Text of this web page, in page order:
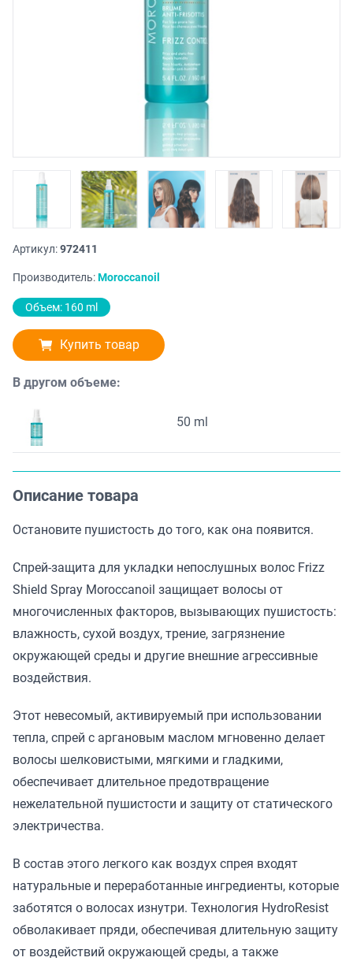
Артикул:972411
Производитель:Moroccanoil
Объем: 160 ml
Купить товар
В другом объеме:
50 ml
Описание товара
Остановите пушистость до того, как она появится.
Спрей-защита для укладки непослушных волос Frizz
Shield Spray Moroccanoil защищает волосы от
многочисленных факторов, вызывающих пушистость:
влажность, сухой воздух, трение, загрязнение
окружающей среды и другие внешние агрессивные
воздействия.
Этот невесомый, активируемый при использовании
тепла, спрей с аргановым маслом мгновенно делает
волосы шелковистыми, мягкими и гладкими,
обеспечивает длительное предотвращение
нежелательной пушистости и защиту от статического
электричества.
В состав этого легкого как воздух спрея входят
натуральные и переработанные ингредиенты, которые
заботятся о волосах изнутри. Технология HydroResist
обволакивает пряди, обеспечивая длительную защиту
от воздействий окружающей среды, а также